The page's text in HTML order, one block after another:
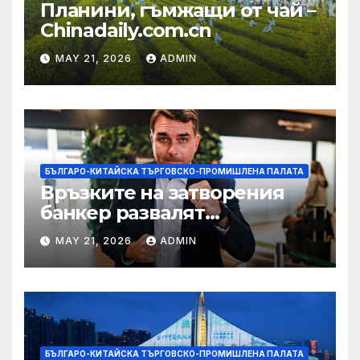
Планини, гъмжащи от чай –
Chinadaily.com.cn
MAY 21, 2026 ADMIN
БЪЛГАРО-КИТАЙСКА ТЪРГОВСКО-ПРОМИШЛЕНА ПАЛАТА
Връзките на затворения
банкер развалят
надеждите на Флавио
Болсонаро за президент на
Бразилия
MAY 21, 2026 ADMIN
БЪЛГАРО-КИТАЙСКА ТЪРГОВСКО-ПРОМИШЛЕНА ПАЛАТА